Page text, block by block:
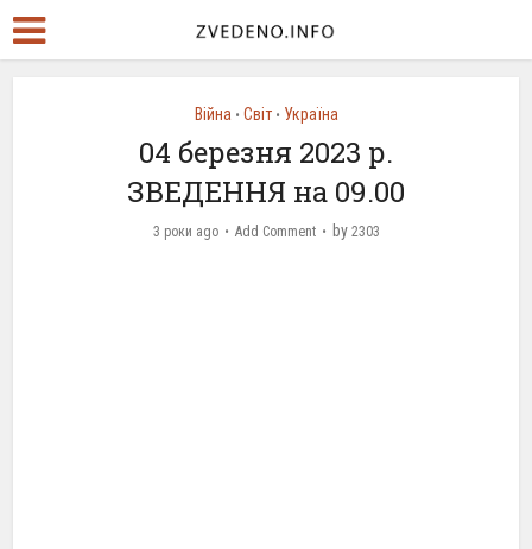
Війна • Світ • Україна
04 березня 2023 р.
ЗВЕДЕННЯ на 09.00
3 роки ago Add Comment by 2303